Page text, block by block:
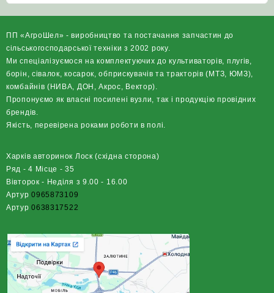
ПП «АгроШел» - виробництво та постачання запчастин до
сільськогосподарської техніки з 2002 року.
Ми спеціалізуємося на комплектуючих до культиваторів, плугів,
борін, сівалок, косарок, обприскувачів та тракторів (МТЗ, ЮМЗ),
комбайнів (НИВА, ДОН, Акрос, Вектор).
Пропонуємо як власні посилені вузли, так і продукцію провідних
брендів.
Якість, перевірена роками роботи в полі.
Харків авторинок Лоск (східна сторона)
Ряд - 4 Місце - 35
Вівторок - Неділя з 9.00 - 16.00
Артур0965873109
Артур0638317522